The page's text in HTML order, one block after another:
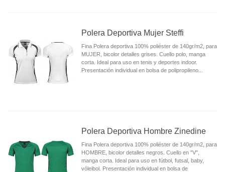
Polera Deportiva Mujer Steffi
Fina Polera deportiva 100% poliéster de 140gr/m2, para
MUJER, bicolor detalles grises. Cuello polo, manga
corta. Ideal para uso en tenis y deportes indoor.
Presentación individual en bolsa de polipropileno...
Polera Deportiva Hombre Zinedine
Fina Polera deportiva 100% poliéster de 140gr/m2, para
HOMBRE, bicolor detalles negros. Cuello en "V",
manga corta. Ideal para uso en fútbol, futsal, baby,
vóleibol. Presentación individual en bolsa de